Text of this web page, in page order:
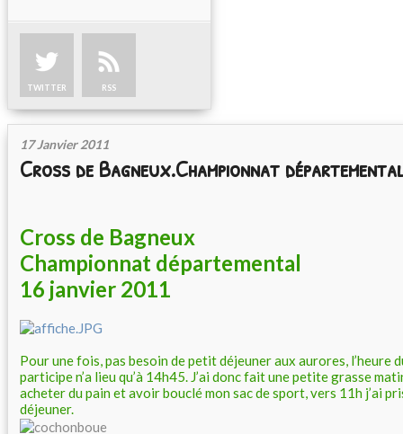
TWITTER RSS
17 Janvier 2011
Cross de Bagneux.Championnat
Cross de Bagneux
Championnat départemental
16 janvier 2011
Pour une fois, pas besoin de petit déjeuner aux aurores, l’heure
participe n’a lieu qu’à 14h45. J’ai donc fait une petite grasse
acheter du pain et avoir bouclé mon sac de sport, vers 11h j’ai
déjeuner.